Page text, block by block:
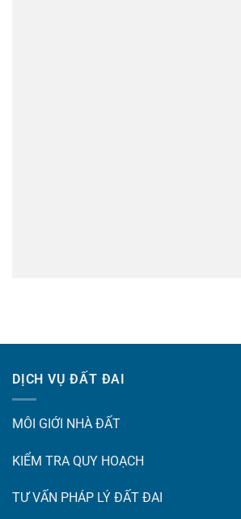
DỊCH VỤ ĐẤT ĐAI
MÔI GIỚI NHÀ ĐẤT
KIỂM TRA QUY HOẠCH
TƯ VẤN PHÁP LÝ ĐẤT ĐAI